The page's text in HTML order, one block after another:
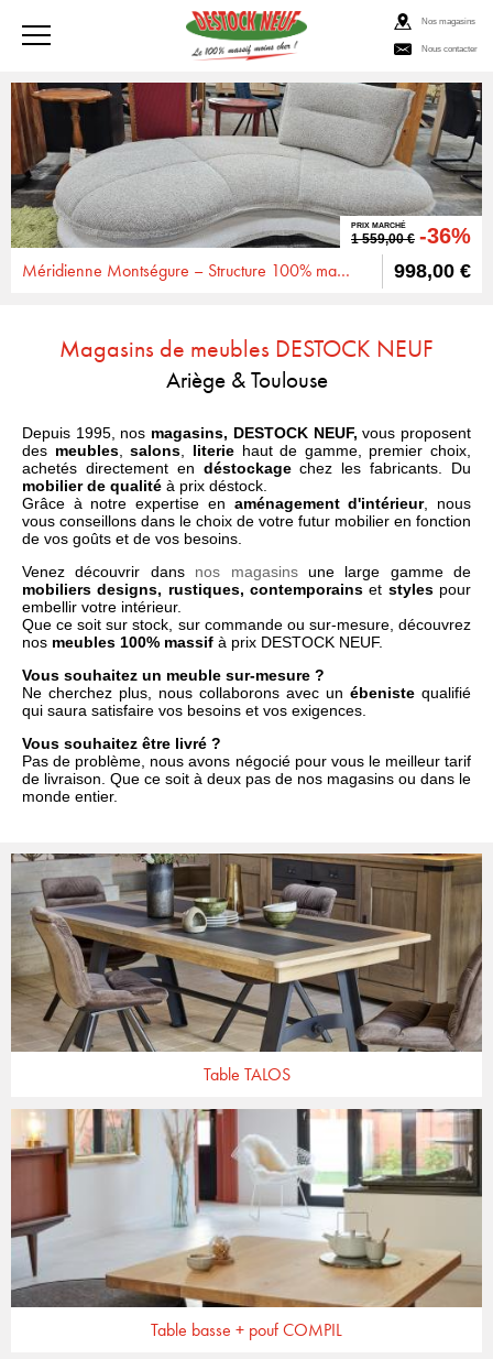
Nos magasins
Nous contacter
Méridienne Montségure – Structure 100% massif, ressorts ensachés et mousse 30 kg/m³ 998,00 €
PRIX MARCHÉ
1 559,00 € -36%
Magasins de meubles DESTOCK NEUF
Ariège & Toulouse
Depuis 1995, nos magasins, DESTOCK NEUF, vous proposent
des meubles,salons literiehaut de gamme, premier choix,
achetés directement en déstockagechez les fabricants. Du
mobilier de qualité à prix déstock.
Grâce à notre expertise en aménagement d'intérieur, nous
vous conseillons dans le choix de votre futur mobilier en fonction
de vos goûts et de vos besoins.
Venez découvrir dans nos magasinsune large gamme de
mobiliers designs, rustiques, contemporainset stylespour
embellir votre intérieur.
Que ce soit sur stock, sur commande ou sur-mesure, découvrez
nos meubles 100% massif à prix DESTOCK NEUF.
Vous souhaitez un meuble sur-mesure ?
Ne cherchez plus, nous collaborons avec un ébeniste qualifié
qui saura satisfaire vos besoins et vos exigences.
Vous souhaitez être livré ?
Pas de problème, nous avons négocié pour vous le meilleur tarif
de livraison. Que ce soit à deux pas de nos magasins ou dans le
monde entier.
Table TALOS
Table basse + pouf COMPIL